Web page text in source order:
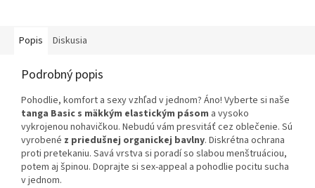
Popis Diskusia
Podrobný popis
Pohodlie, komfort a sexy vzhľad v jednom? Áno! Vyberte si naše
tanga Basic s mäkkým elastickým pásom a vysoko
vykrojenou nohavičkou. Nebudú vám presvitáť cez oblečenie. Sú
vyrobené z priedušnej organickej bavlny. Diskrétna ochrana
proti pretekaniu. Savá vrstva si poradí so slabou menštruáciou,
potem aj špinou. Doprajte si sex-appeal a pohodlie pocitu sucha
v jednom.